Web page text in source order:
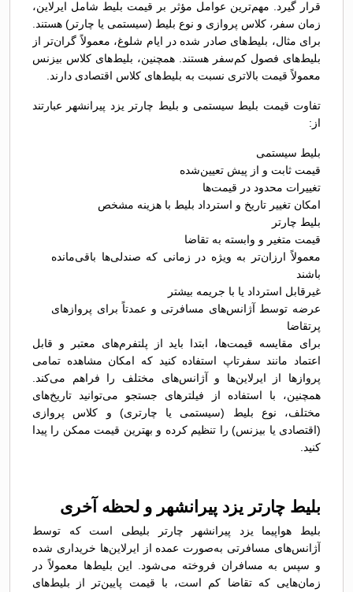
قرار گیرد. مهم‌ترین عوامل مؤثر بر قیمت بلیط شامل ایرلاین،
زمان سفر، کلاس پروازی و نوع بلیط (سیستمی یا چارتر) هستند.
برای مثال، بلیط‌های صادر شده در ایام شلوغ، معمولاً گران‌تر از
بلیط‌های فصول کم‌سفر هستند. همچنین، بلیط‌های کلاس بیزنس
معمولاً قیمت بالاتری نسبت به بلیط‌های کلاس اقتصادی دارند.
تفاوت قیمت بلیط سیستمی و بلیط چارتر یزد پیرانشهر عبارتند
از:
بلیط سیستمی
قیمت ثابت و از پیش تعیین‌شده
تغییرات محدود در قیمت‌ها
امکان تغییر تاریخ و استرداد بلیط با هزینه مشخص
بلیط چارتر
قیمت متغیر و وابسته به تقاضا
معمولاً ارزان‌تر به ویژه در زمانی که صندلی‌ها باقی‌مانده
باشند
غیرقابل استرداد یا با جریمه بیشتر
عرضه توسط آژانس‌های مسافرتی و عمدتاً برای پروازهای
پرتقاضا
برای مقایسه قیمت‌ها، ابتدا باید از پلتفرم‌های معتبر و قابل
اعتماد مانند سفرتاپ استفاده کنید که امکان مشاهده تمامی
پروازها از ایرلاین‌ها و آژانس‌های مختلف را فراهم می‌کند.
همچنین، با استفاده از فیلترهای جستجو می‌توانید تاریخ‌های
مختلف، نوع بلیط (سیستمی یا چارتری) و کلاس پروازی
(اقتصادی یا بیزنس) را تنظیم کرده و بهترین قیمت ممکن را پیدا
کنید.
بلیط چارتر یزد پیرانشهر و لحظه آخری
بلیط هواپیما یزد پیرانشهر چارتر بلیطی است که توسط
آژانس‌های مسافرتی به‌صورت عمده از ایرلاین‌ها خریداری شده
و سپس به مسافران فروخته می‌شود. این بلیط‌ها معمولاً در
زمان‌هایی که تقاضا کم است، با قیمت پایین‌تر از بلیط‌های